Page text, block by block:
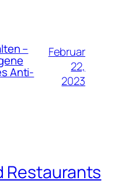
–
Anti-
Februar
22,
2023
Restaurants